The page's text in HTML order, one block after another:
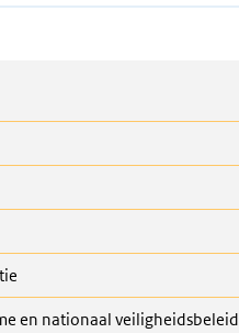
en nationaal veiligheidsbeleid